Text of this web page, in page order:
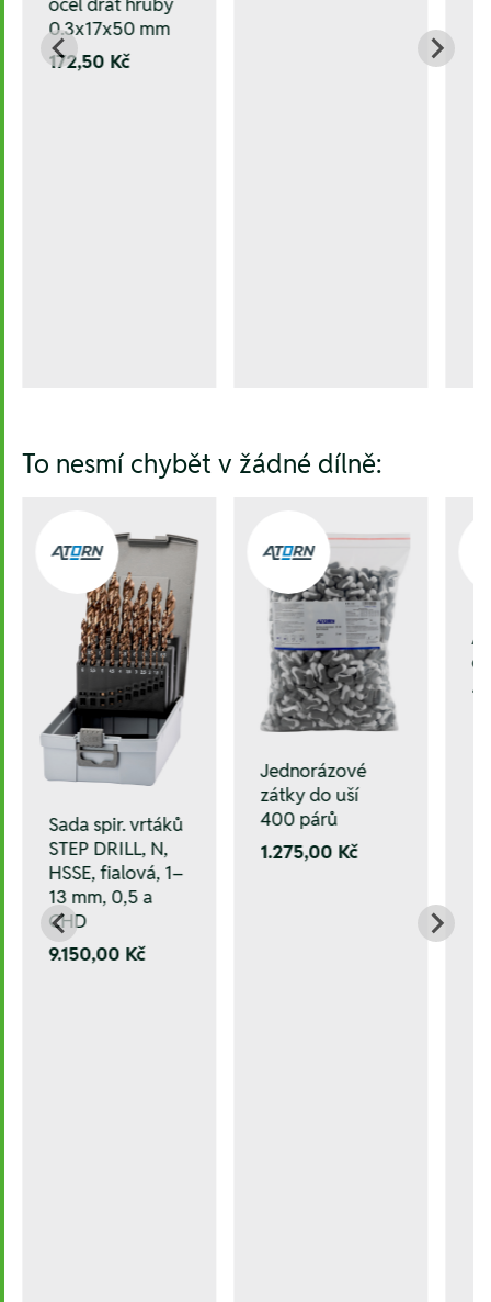
ocel drát hrubý
0.3x17x50 mm
172,50 Kč
To nesmí chybět v žádné dílně:
Sada spir. vrtáků
STEP DRILL, N,
HSSE, fialová, 1–
13 mm, 0,5 a
CHD
9.150,00 Kč
Jednorázové
zátky do uší
400 párů
1.275,00 Kč